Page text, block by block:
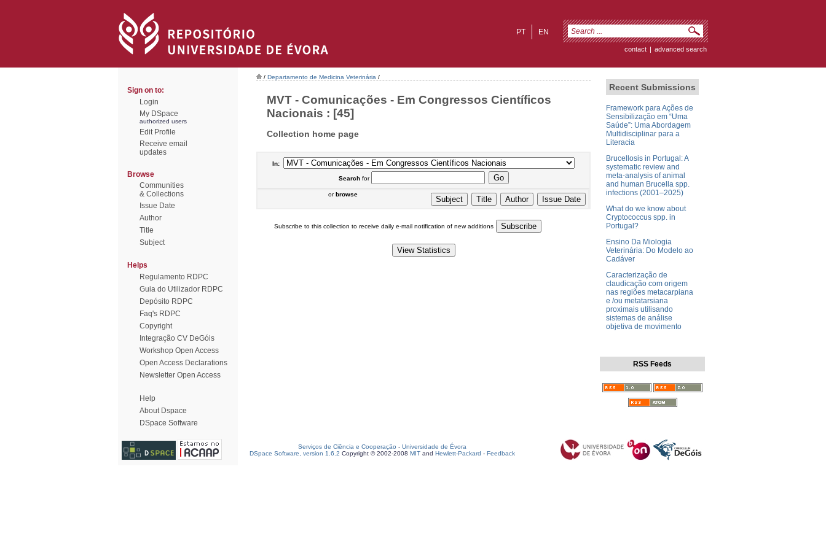
EN
PT
contact | advanced search
Sign on to:
Login
My DSpace
authorized users
Edit Profile
Receive email
updates
Browse
Communities
& Collections
Issue Date
Author
Title
Subject
Helps
Regulamento RDPC
Guia do Utilizador RDPC
Depósito RDPC
Faq's RDPC
Copyright
Integração CV DeGóis
Workshop Open Access
Open Access Declarations
Newsletter Open Access
Help
About Dspace
DSpace Software
/ Departamento de Medicina Veterinária /
MVT - Comunicações - Em Congressos Científicos
Nacionais : [45]
Collection home page
In:
Searchfor
orbrowse
Subscribe to this collection to receive daily e-mail notification of new additions
Recent Submissions
Framework para Ações de
Sensibilização em “Uma
Saúde”: Uma Abordagem
Multidisciplinar para a
Literacia
Brucellosis in Portugal: A
systematic review and
meta-analysis of animal
and human Brucella spp.
infections (2001–2025)
What do we know about
Cryptococcus spp. in
Portugal?
Ensino Da Miologia
Veterinária: Do Modelo ao
Cadáver
Caracterização de
claudicação com origem
nas regiões metacarpiana
e /ou metatarsiana
proximais utilisando
sistemas de análise
objetiva de movimento
RSS Feeds
Serviços de Ciência e Cooperação - Universidade de Évora
DSpace Software, version 1.6.2 Copyright © 2002-2008 MIT and Hewlett-Packard - Feedback